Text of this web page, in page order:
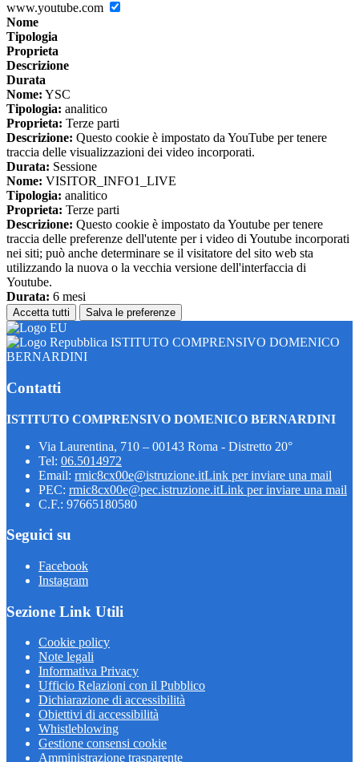
www.youtube.com
Nome
Tipologia
Proprieta
Descrizione
Durata
Nome: YSC
Tipologia: analitico
Proprieta: Terze parti
Descrizione: Questo cookie è impostato da YouTube per tenere
traccia delle visualizzazioni dei video incorporati.
Durata: Sessione
Nome: VISITOR_INFO1_LIVE
Tipologia: analitico
Proprieta: Terze parti
Descrizione: Questo cookie è impostato da Youtube per tenere
traccia delle preferenze dell'utente per i video di Youtube incorporati
nei siti; può anche determinare se il visitatore del sito web sta
utilizzando la nuova o la vecchia versione dell'interfaccia di
Youtube.
Durata: 6 mesi
Accetta tutti Salva le preferenze
ISTITUTO COMPRENSIVO DOMENICO
BERNARDINI
Contatti
ISTITUTO COMPRENSIVO DOMENICO BERNARDINI
Via Laurentina, 710 – 00143 Roma - Distretto 20°
Tel: 06.5014972
Email: rmic8cx00e@istruzione.itLink per inviare una mail
PEC: rmic8cx00e@pec.istruzione.itLink per inviare una mail
C.F.: 97665180580
Seguici su
Facebook
Instagram
Sezione Link Utili
Cookie policy
Note legali
Informativa Privacy
Ufficio Relazioni con il Pubblico
Dichiarazione di accessibilità
Obiettivi di accessibilità
Whistleblowing
Gestione consensi cookie
Amministrazione trasparente